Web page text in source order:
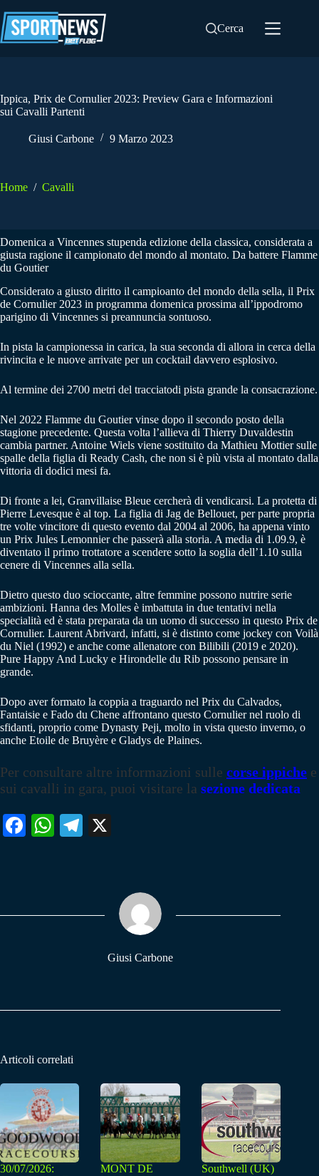
al
contenuto
Cerca
Ippica, Prix de Cornulier 2023: Preview Gara e Informazioni
sui Cavalli Partenti
Giusi Carbone 9 Marzo 2023
Home / Cavalli
Domenica a Vincennes stupenda edizione della classica, considerata a
giusta ragione il campionato del mondo al montato. Da battere Flamme
du Goutier
Considerato a giusto diritto il campioanto del mondo della sella, il Prix
de Cornulier 2023 in programma domenica prossima all’ippodromo
parigino di Vincennes si preannuncia sontuoso.
In pista la campionessa in carica, la sua seconda di allora in cerca della
rivincita e le nuove arrivate per un cocktail davvero esplosivo.
Al termine dei 2700 metri del tracciatodi pista grande la consacrazione.
Nel 2022 Flamme du Goutier vinse dopo il secondo posto della
stagione precedente. Questa volta l’allieva di Thierry Duvaldestin
cambia partner. Antoine Wiels viene sostituito da Mathieu Mottier sulle
spalle della figlia di Ready Cash, che non si è più vista al montato dalla
vittoria di dodici mesi fa.
Di fronte a lei, Granvillaise Bleue cercherà di vendicarsi. La protetta di
Pierre Levesque è al top. La figlia di Jag de Bellouet, per parte propria
tre volte vincitore di questo evento dal 2004 al 2006, ha appena vinto
un Prix Jules Lemonnier che passerà alla storia. A media di 1.09.9, è
diventato il primo trottatore a scendere sotto la soglia dell’1.10 sulla
cenere di Vincennes alla sella.
Dietro questo duo scioccante, altre femmine possono nutrire serie
ambizioni. Hanna des Molles è imbattuta in due tentativi nella
specialità ed è stata preparata da un uomo di successo in questo Prix de
Cornulier. Laurent Abrivard, infatti, si è distinto come jockey con Voilà
du Niel (1992) e anche come allenatore con Bilibili (2019 e 2020).
Pure Happy And Lucky e Hirondelle du Rib possono pensare in
grande.
Dopo aver formato la coppia a traguardo nel Prix du Calvados,
Fantaisie e Fado du Chene affrontano questo Cornulier nel ruolo di
sfidanti, proprio come Dynasty Peji, molto in vista questo inverno, o
anche Etoile de Bruyère e Gladys de Plaines.
Per consultare altre informazioni sulle corse ippiche e
sui cavalli in gara, puoi visitare la sezione dedicata
Fa W
pp
Te
m
Giusi Carbone
Articoli correlati
30/07/2026:
MONT DE
Southwell (UK)